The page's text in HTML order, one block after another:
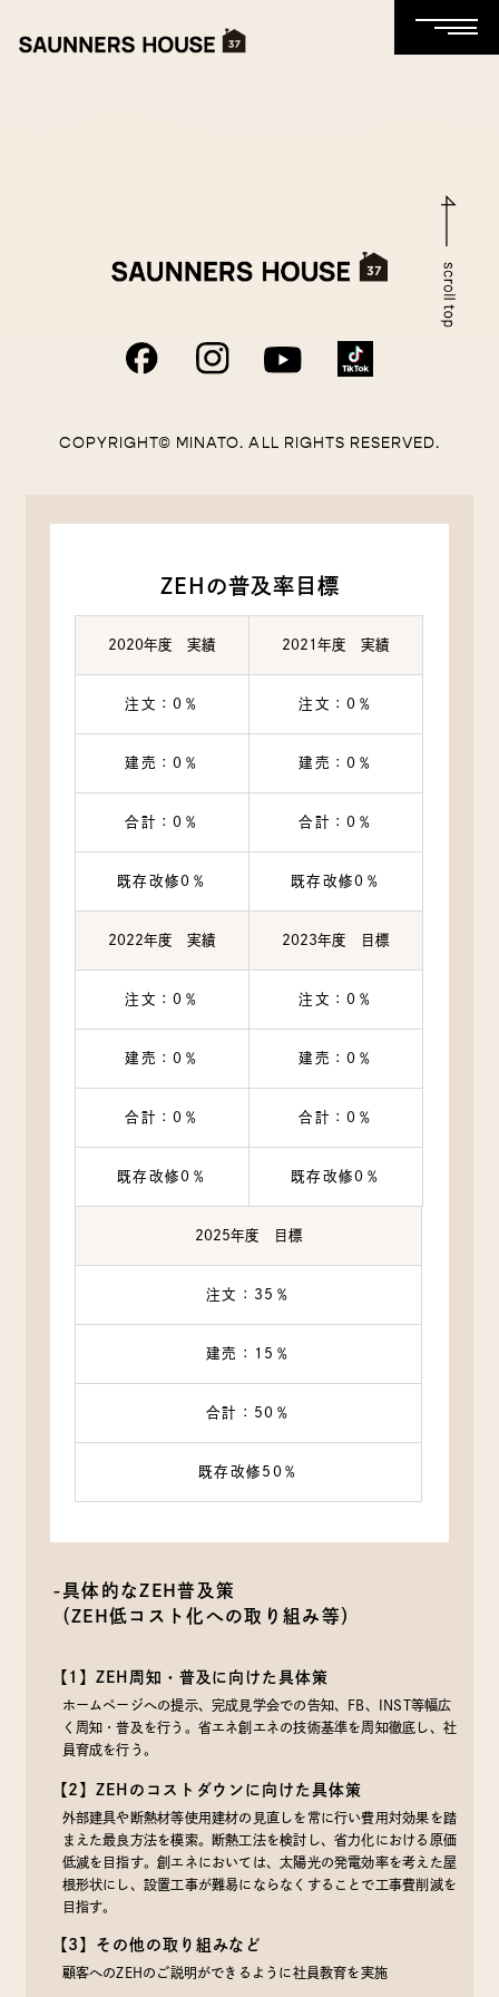
COPYRIGHT© MINATO. ALL RIGHTS RESERVED.
ZEHの普及率目標
2020年度 実績 2021年度 実績
注文：0％ 注文：0％
建売：0％ 建売：0％
合計：0％ 合計：0％
既存改修0％ 既存改修0％
2022年度 実績 2023年度 目標
注文：0％ 注文：0％
建売：0％ 建売：0％
合計：0％ 合計：0％
既存改修0％ 既存改修0％
2025年度 目標
注文：35％
建売：15％
合計：50％
既存改修50％
-具体的なZEH普及策
（ZEH低コスト化への取り組み等）
【1】ZEH周知・普及に向けた具体策
ホームページへの提示、完成見学会での告知、FB、INST等幅広
く周知・普及を行う。省エネ創エネの技術基準を周知徹底し、社
員育成を行う。
【2】ZEHのコストダウンに向けた具体策
外部建具や断熱材等使用建材の見直しを常に行い費用対効果を踏
まえた最良方法を模索。断熱工法を検討し、省力化における原価
低減を目指す。創エネにおいては、太陽光の発電効率を考えた屋
根形状にし、設置工事が難易にならなくすることで工事費削減を
目指す。
【3】その他の取り組みなど
顧客へのZEHのご説明ができるように社員教育を実施